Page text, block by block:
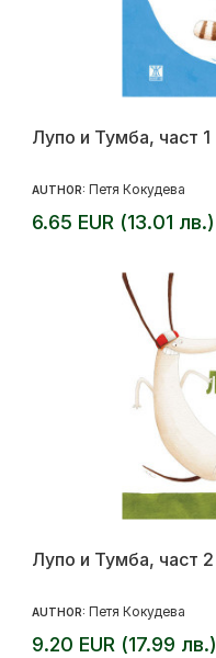
Лупо и Тумба, част 1
AUTHOR: Петя Кокудева
6.65 EUR (13.01 лв.)
Лупо и Тумба, част 2
AUTHOR: Петя Кокудева
9.20 EUR (17.99 лв.)